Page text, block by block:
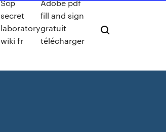
Scp
secret
laboratory
wiki fr
Adobe pdf
fill and sign
gratuit
télécharger